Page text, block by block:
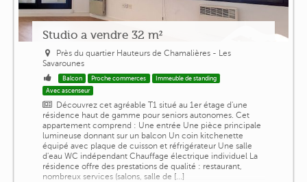
Studio a vendre 32 m²
Près du quartier Hauteurs de Chamalières - Les
Savarounes
Balcon Proche commerces
Immeuble de standing
Avec ascenseur
Découvrez cet agréable T1 situé au 1er étage d'une
résidence haut de gamme pour seniors autonomes. Cet
appartement comprend : Une entrée Une pièce principale
lumineuse donnant sur un balcon Un coin kitchenette
équipé avec plaque de cuisson et réfrigérateur Une salle
d'eau WC indépendant Chauffage électrique individuel La
résidence offre des prestations de qualité : restaurant,
nombreux services (salons, salle de [...]